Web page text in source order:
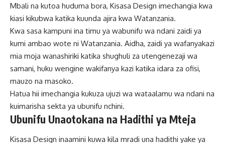
Mbali na kutoa huduma bora, Kisasa Design imechangia kwa
kiasi kikubwa katika kuunda ajira kwa Watanzania.
Kwa sasa kampuni ina timu ya wabunifu wa ndani zaidi ya
kumi ambao wote ni Watanzania. Aidha, zaidi ya wafanyakazi
mia moja wanashiriki katika shughuli za utengenezaji wa
samani, huku wengine wakifanya kazi katika idara za ofisi,
mauzo na masoko.
Hatua hii imechangia kukuza ujuzi wa wataalamu wa ndani na
kuimarisha sekta ya ubunifu nchini.
Ubunifu Unaotokana na Hadithi ya Mteja
Kisasa Design inaamini kuwa kila mradi una hadithi yake ya